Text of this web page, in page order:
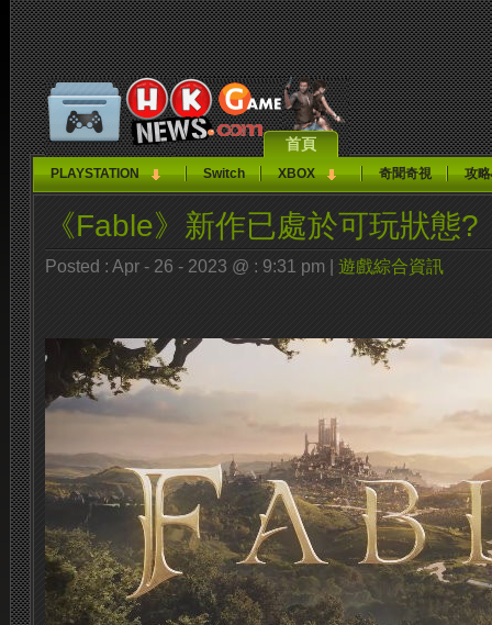
首頁
PLAYSTATION Switch XBOX 奇聞奇視 攻
《Fable》新作已處於可玩狀態?
Posted : Apr - 26 - 2023 @ : 9:31 pm | 遊戲綜合資訊